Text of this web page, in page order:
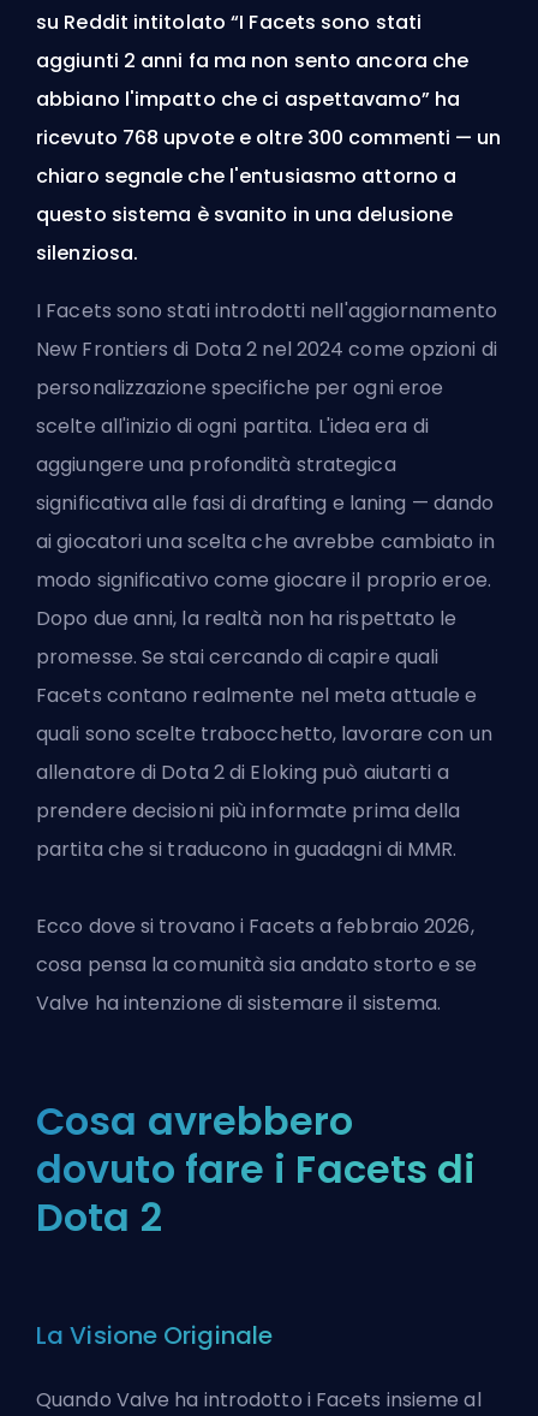
su Reddit intitolato “I Facets sono stati
aggiunti 2 anni fa ma non sento ancora che
abbiano l'impatto che ci aspettavamo” ha
ricevuto 768 upvote e oltre 300 commenti — un
chiaro segnale che l'entusiasmo attorno a
questo sistema è svanito in una delusione
silenziosa.
I Facets sono stati introdotti nell'aggiornamento
New Frontiers di Dota 2 nel 2024 come opzioni di
personalizzazione specifiche per ogni eroe
scelte all'inizio di ogni partita. L'idea era di
aggiungere una profondità strategica
significativa alle fasi di drafting e laning — dando
ai giocatori una scelta che avrebbe cambiato in
modo significativo come giocare il proprio eroe.
Dopo due anni, la realtà non ha rispettato le
promesse. Se stai cercando di capire quali
Facets contano realmente nel meta attuale e
quali sono scelte trabocchetto, lavorare con un
allenatore di Dota 2 di Eloking può aiutarti a
prendere decisioni più informate prima della
partita che si traducono in guadagni di MMR.
Ecco dove si trovano i Facets a febbraio 2026,
cosa pensa la comunità sia andato storto e se
Valve ha intenzione di sistemare il sistema.
Cosa avrebbero
dovuto fare i Facets di
Dota 2
La Visione Originale
Quando Valve ha introdotto i Facets insieme al